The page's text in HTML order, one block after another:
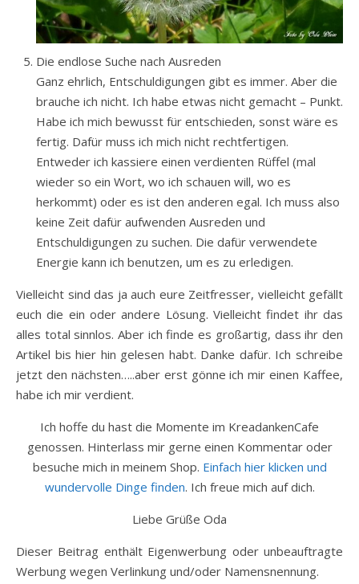
Die endlose Suche nach Ausreden
Ganz ehrlich, Entschuldigungen gibt es immer. Aber die
brauche ich nicht. Ich habe etwas nicht gemacht – Punkt.
Habe ich mich bewusst für entschieden, sonst wäre es
fertig. Dafür muss ich mich nicht rechtfertigen.
Entweder ich kassiere einen verdienten Rüffel (mal
wieder so ein Wort, wo ich schauen will, wo es
herkommt) oder es ist den anderen egal. Ich muss also
keine Zeit dafür aufwenden Ausreden und
Entschuldigungen zu suchen. Die dafür verwendete
Energie kann ich benutzen, um es zu erledigen.
Vielleicht sind das ja auch eure Zeitfresser, vielleicht gefällt
euch die ein oder andere Lösung. Vielleicht findet ihr das
alles total sinnlos. Aber ich finde es großartig, dass ihr den
Artikel bis hier hin gelesen habt. Danke dafür. Ich schreibe
jetzt den nächsten…..aber erst gönne ich mir einen Kaffee,
habe ich mir verdient.
Ich hoffe du hast die Momente im KreadankenCafe
genossen. Hinterlass mir gerne einen Kommentar oder
besuche mich in meinem Shop. Einfach hier klicken und
wundervolle Dinge finden. Ich freue mich auf dich.
Liebe Grüße Oda
Dieser Beitrag enthält Eigenwerbung oder unbeauftragte
Werbung wegen Verlinkung und/oder Namensnennung.